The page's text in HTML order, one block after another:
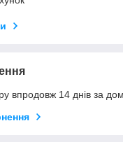
впродовж 14 днів за